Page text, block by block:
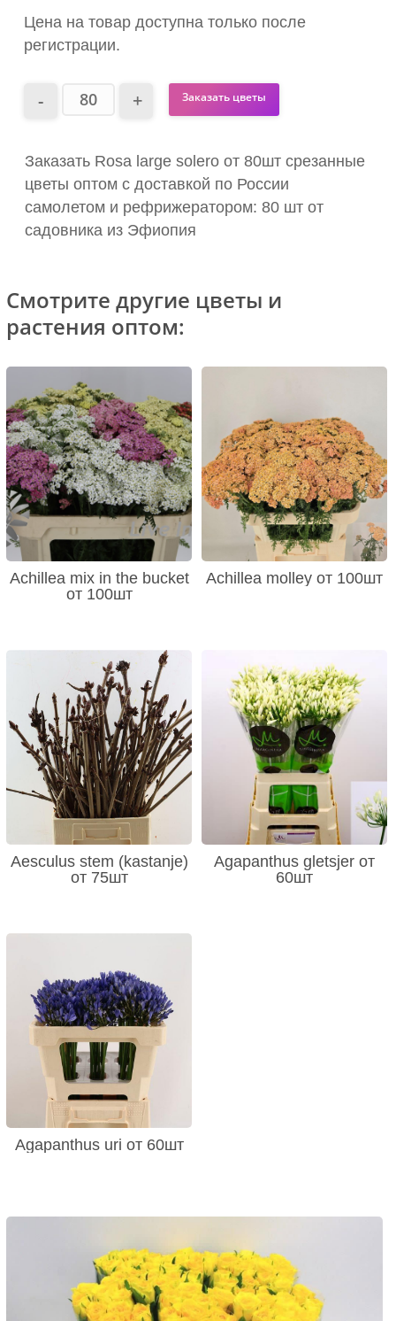
Цена на товар доступна только после
регистрации.
Заказать цветы
Заказать Rosa large solero от 80шт срезанные
цветы оптом с доставкой по России
самолетом и рефрижератором: 80 шт от
садовника из Эфиопия
Смотрите другие цветы и
растения оптом:
Achillea mix in the bucket
от 100шт
Achillea molley от 100шт
Aesculus stem (kastanje)
от 75шт
Agapanthus gletsjer от
60шт
Agapanthus uri от 60шт